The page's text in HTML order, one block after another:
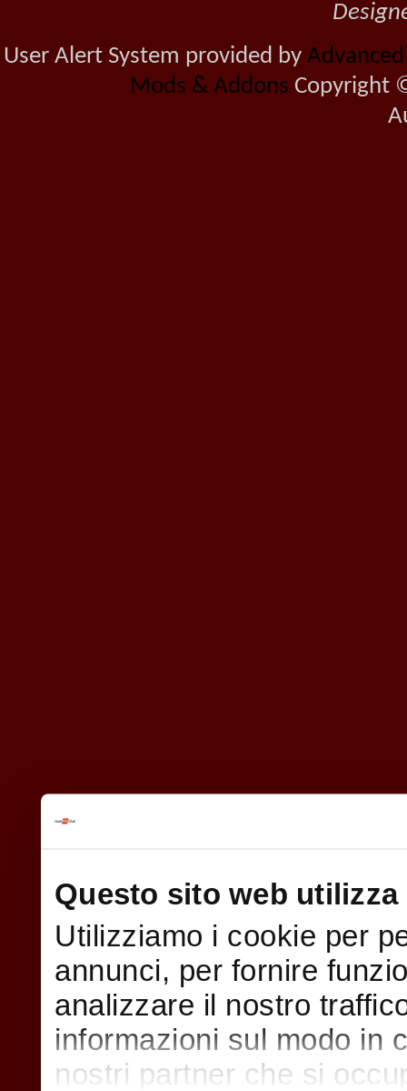
Questo sito web utilizza
Utilizziamo i cookie per
annunci, per fornire
analizzare il nostro
informazioni sul modo in
nostri partner che si
User Alert System provided by
Mods & Addons Copyright